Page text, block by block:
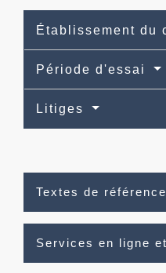
Établissement du
Période d'essai
Litiges
Textes de référence
Services en ligne